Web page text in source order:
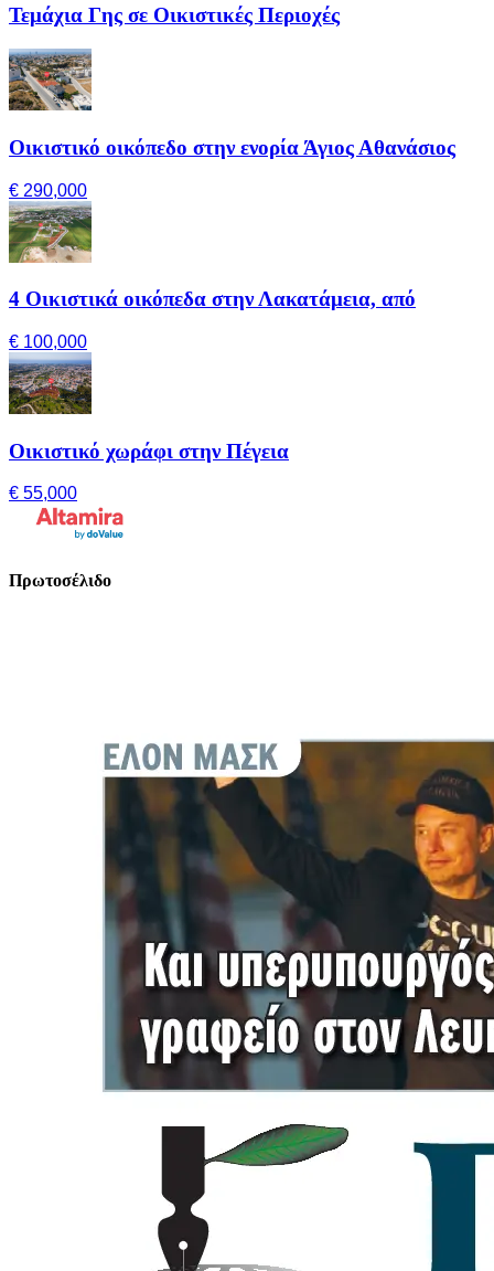
Τεμάχια Γης σε Οικιστικές Περιοχές
Οικιστικό οικόπεδο στην ενορία Άγιος Αθανάσιος
€ 290,000
4 Οικιστικά οικόπεδα στην Λακατάμεια, από
€ 100,000
Οικιστικό χωράφι στην Πέγεια
€ 55,000
Πρωτοσέλιδο